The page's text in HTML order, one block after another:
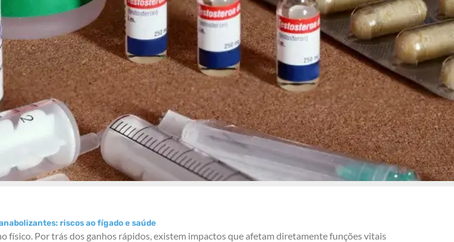
riscos ao fígado e saúde
físico. Por trás dos ganhos rápidos, existem impactos que afetam diretamente funções vitais